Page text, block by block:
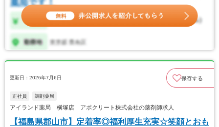
更新日：2026年7月6日 保存する
正社員 調剤薬局
アイランド薬局 横塚店 アポクリート株式会社の薬剤師求人
【福島県郡山市】定着率◎福利厚生充実☆笑顔とおも